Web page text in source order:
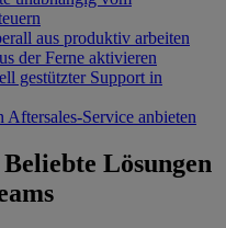
aus produktiv arbeiten
der Ferne aktivieren
gestützter Support in
Aftersales-Service anbieten
Beliebte Lösungen